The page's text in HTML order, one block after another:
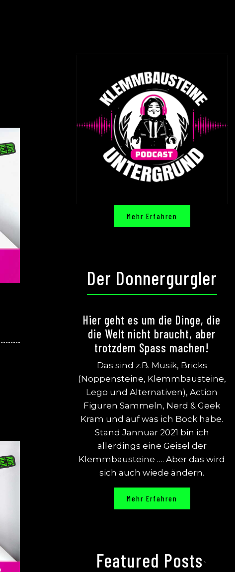
Mehr Erfahren
Der Donnergurgler
Hier geht es um die Dinge, die
die Welt nicht braucht, aber
trotzdem Spass machen!
Das sind z.B. Musik, Bricks
(Noppensteine, Klemmbausteine,
Lego und Alternativen), Action
Figuren Sammeln, Nerd & Geek
Kram und auf was ich Bock habe.
Stand Jannuar 2021 bin ich
allerdings eine Geisel der
Klemmbausteine …. Aber das wird
sich auch wiede ändern.
Mehr Erfahren
Featured Posts `